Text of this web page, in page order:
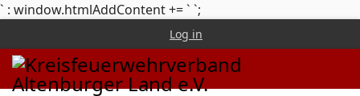
` : window.htmlAddContent += ` `;
Log in